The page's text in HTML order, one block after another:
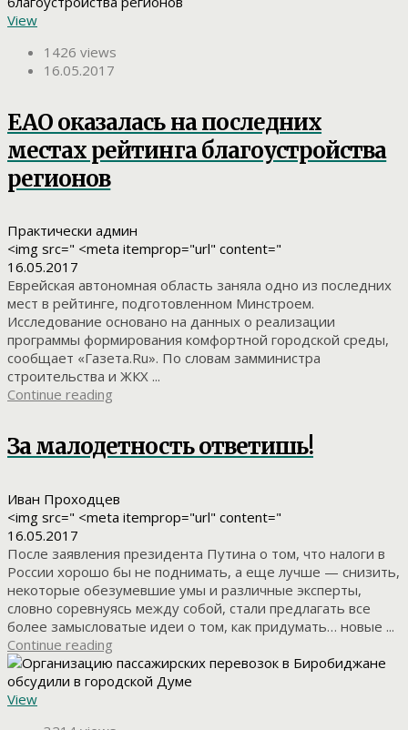
View
1426 views
16.05.2017
ЕАО оказалась на последних
местах рейтинга благоустройства
регионов
Практически админ
<img src=" <meta itemprop="url" content="
16.05.2017
Еврейская автономная область заняла одно из последних
мест в рейтинге, подготовленном Минстроем.
Исследование основано на данных о реализации
программы формирования комфортной городской среды,
сообщает «Газета.Ru». По словам замминистра
строительства и ЖКХ ...
Continue reading
За малодетность ответишь!
Иван Проходцев
<img src=" <meta itemprop="url" content="
16.05.2017
После заявления президента Путина о том, что налоги в
России хорошо бы не поднимать, а еще лучше — снизить,
некоторые обезумевшие умы и различные эксперты,
словно соревнуясь между собой, стали предлагать все
более замысловатые идеи о том, как придумать… новые ...
Continue reading
View